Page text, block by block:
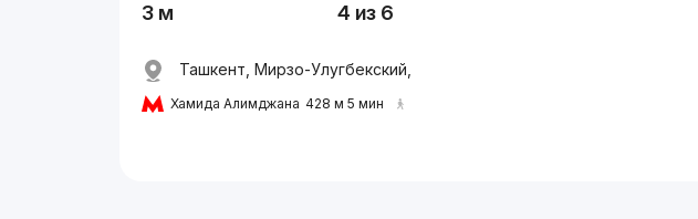
3 м 4 из 6
Ташкент, Мирзо-Улугбекский,
Хамида Алимджана 428 м 5 мин